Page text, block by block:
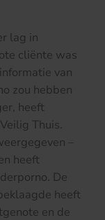
lag in
cliënte was
van
zou hebben
heeft
Thuis.
–
heeft
De
heeft
en de